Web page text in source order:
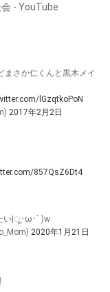
- YouTube
まさか仁くんと黒木メイ
lGzqtkoPoN
2017年2月2日
857QsZ6Dt4
い|ू･ω･` )w
2020年1月21日